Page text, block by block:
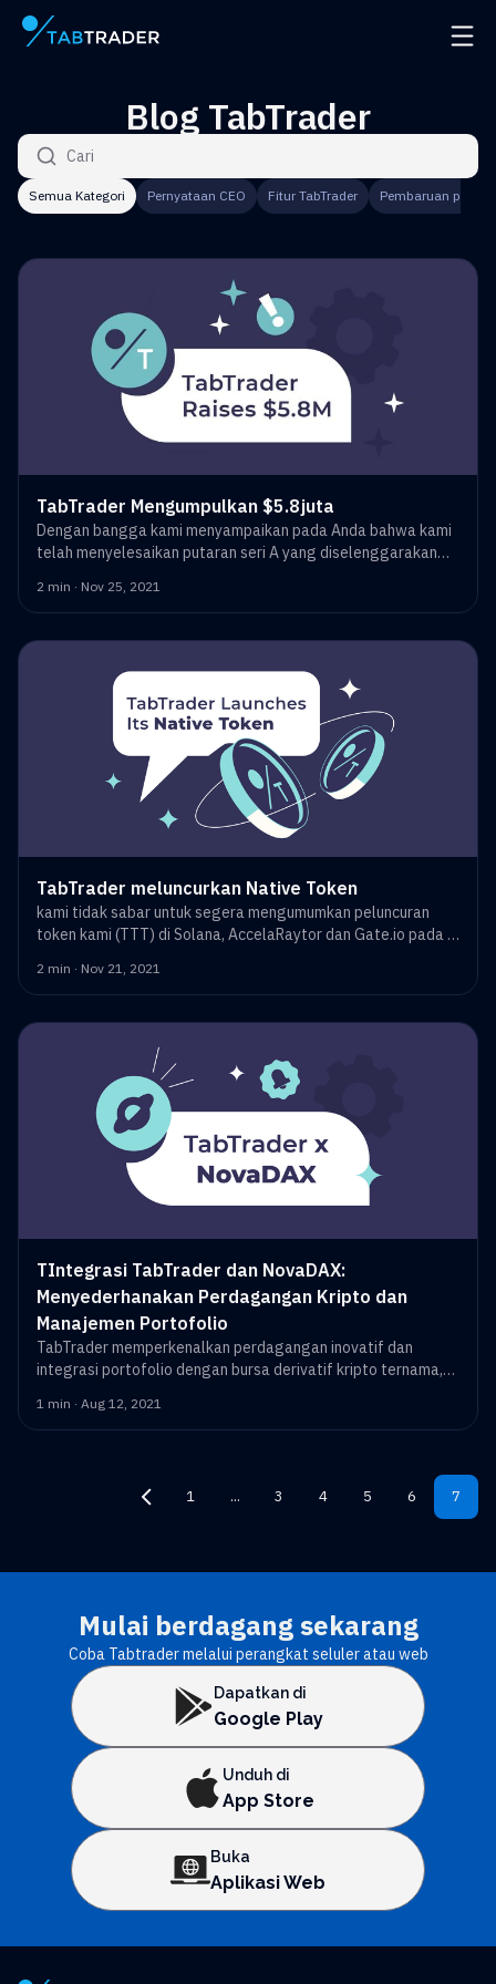
Halaman utama Buka
Blog TabTrader
Semua Kategori Pernyataan CEO Fitur TabTrader Pembaruan produk
Mencari Artikel
TabTrader Mengumpulkan $5.8juta
Dengan bangga kami menyampaikan pada Anda bahwa kami
telah menyelesaikan putaran seri A yang diselenggarakan
Capital, Spartan Capital, SGH Capital, SOSV, dan Artesian
Venture Partners.
2 min · Nov 25, 2021
TabTrader meluncurkan Native Token
kami tidak sabar untuk segera mengumumkan peluncuran
token kami (TTT) di Solana, AccelaRaytor dan Gate.io pada 1
2 min · Nov 21, 2021
TIntegrasi TabTrader dan NovaDAX:
Menyederhanakan Perdagangan Kripto dan
Manajemen Portofolio
TabTrader memperkenalkan perdagangan inovatif dan
integrasi portofolio dengan bursa derivatif kripto ternama,
1 min · Aug 12, 2021
1 ... 3 4 5 6 7
Mulai berdagang sekarang
Coba Tabtrader melalui perangkat seluler atau web
Dapatkan di
Google Play
Unduh di
App Store
Buka
Aplikasi Web